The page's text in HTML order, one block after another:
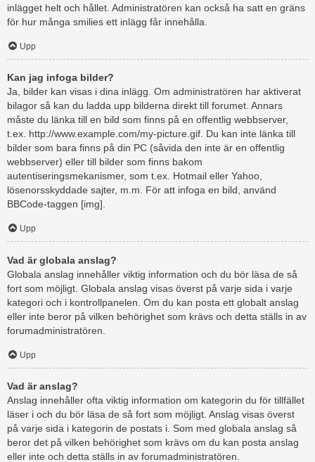
inlägget helt och hållet. Administratören kan också ha satt en gräns
för hur många smilies ett inlägg får innehålla.
Upp
Kan jag infoga bilder?
Ja, bilder kan visas i dina inlägg. Om administratören har aktiverat
bilagor så kan du ladda upp bilderna direkt till forumet. Annars
måste du länka till en bild som finns på en offentlig webbserver,
t.ex. http://www.example.com/my-picture.gif. Du kan inte länka till
bilder som bara finns på din PC (såvida den inte är en offentlig
webbserver) eller till bilder som finns bakom
autentiseringsmekanismer, som t.ex. Hotmail eller Yahoo,
lösenorsskyddade sajter, m.m. För att infoga en bild, använd
BBCode-taggen [img].
Upp
Vad är globala anslag?
Globala anslag innehåller viktig information och du bör läsa de så
fort som möjligt. Globala anslag visas överst på varje sida i varje
kategori och i kontrollpanelen. Om du kan posta ett globalt anslag
eller inte beror på vilken behörighet som krävs och detta ställs in av
forumadministratören.
Upp
Vad är anslag?
Anslag innehåller ofta viktig information om kategorin du för tillfället
läser i och du bör läsa de så fort som möjligt. Anslag visas överst
på varje sida i kategorin de postats i. Som med globala anslag så
beror det på vilken behörighet som krävs om du kan posta anslag
eller inte och detta ställs in av forumadministratören.